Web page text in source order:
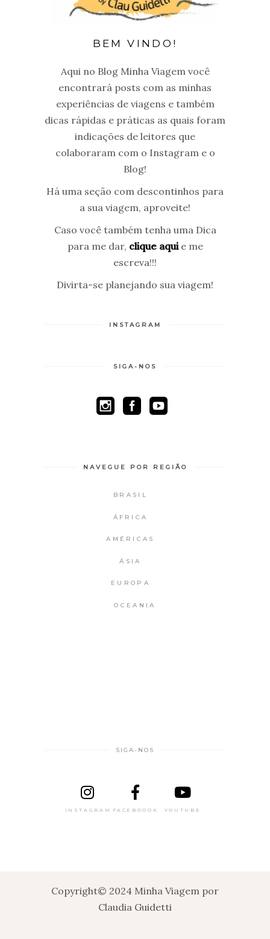
BEM VINDO!
Aqui no Blog Minha Viagem você
encontrará posts com as minhas
experiências de viagens e também
dicas rápidas e práticas as quais foram
indicações de leitores que
colaboraram com o Instagram e o
Blog!
Há uma seção com descontinhos para
a sua viagem, aproveite!
Caso você também tenha uma Dica
para me dar, clique aquie me
escreva!!!
Divirta-se planejando sua viagem!
INSTAGRAM
SIGA-NOS
NAVEGUE POR REGIÃO
BRASIL
ÁFRICA
AMÉRICAS
ÁSIA
EUROPA
OCEANIA
SIGA-NOS
INSTAGRAM FACEBOOOK YOUTUBE
Copyright© 2024 Minha Viagem por
Claudia Guidetti